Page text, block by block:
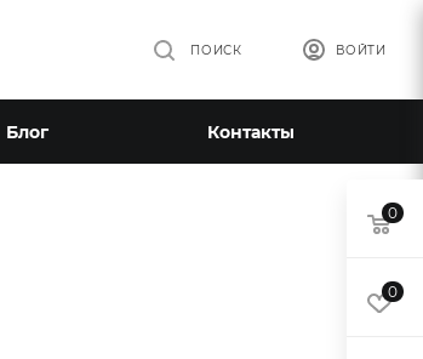
ВОЙТИ
ПОИСК
Блог Контакты
0
0